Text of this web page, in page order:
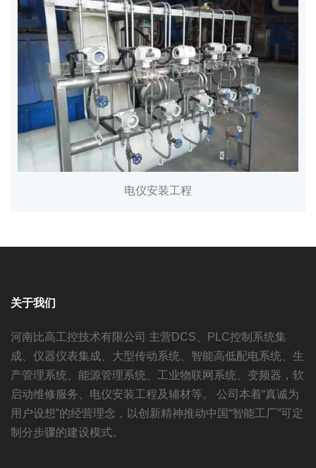
电仪安装工程
关于我们
河南比高工控技术有限公司 主营DCS、PLC控制系统集
成、仪器仪表集成、大型传动系统、智能高低配电系统、生
产管理系统、能源管理系统、工业物联网系统、变频器，软
启动维修服务、电仪安装工程及辅材等。 公司本着“真诚为
用户设想”的经营理念，以创新精神推动中国“智能工厂”可定
制分步骤的建设模式。